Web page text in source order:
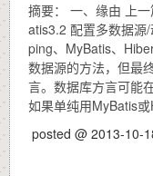
摘要： 一、缘由 上
atis3.2 配置多数据源
ping、MyBatis、
数据源的方法，但最
言。数据库方言可能
如果单纯用MyBatis
posted @ 2013-10-